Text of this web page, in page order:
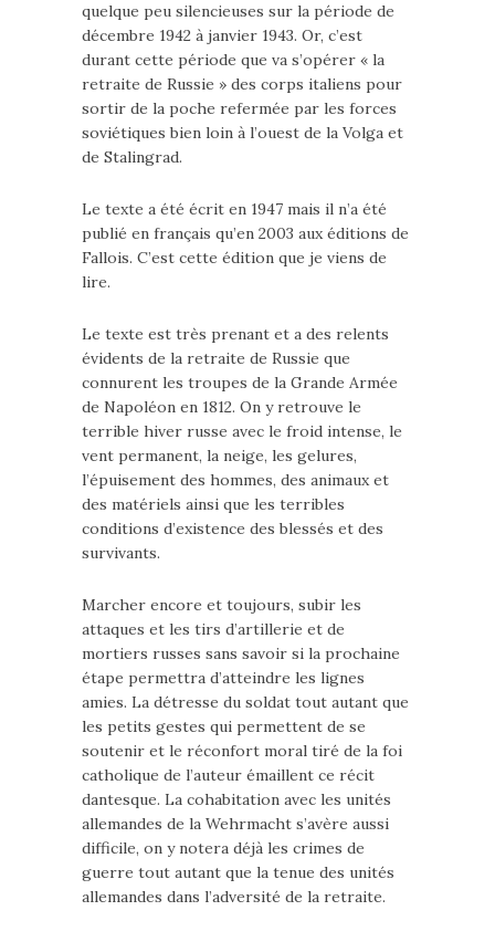
quelque peu silencieuses sur la période de
décembre 1942 à janvier 1943. Or, c’est
durant cette période que va s’opérer « la
retraite de Russie » des corps italiens pour
sortir de la poche refermée par les forces
soviétiques bien loin à l’ouest de la Volga et
de Stalingrad.
Le texte a été écrit en 1947 mais il n’a été
publié en français qu’en 2003 aux éditions de
Fallois. C’est cette édition que je viens de
lire.
Le texte est très prenant et a des relents
évidents de la retraite de Russie que
connurent les troupes de la Grande Armée
de Napoléon en 1812. On y retrouve le
terrible hiver russe avec le froid intense, le
vent permanent, la neige, les gelures,
l’épuisement des hommes, des animaux et
des matériels ainsi que les terribles
conditions d’existence des blessés et des
survivants.
Marcher encore et toujours, subir les
attaques et les tirs d’artillerie et de
mortiers russes sans savoir si la prochaine
étape permettra d’atteindre les lignes
amies. La détresse du soldat tout autant que
les petits gestes qui permettent de se
soutenir et le réconfort moral tiré de la foi
catholique de l’auteur émaillent ce récit
dantesque. La cohabitation avec les unités
allemandes de la Wehrmacht s’avère aussi
difficile, on y notera déjà les crimes de
guerre tout autant que la tenue des unités
allemandes dans l’adversité de la retraite.